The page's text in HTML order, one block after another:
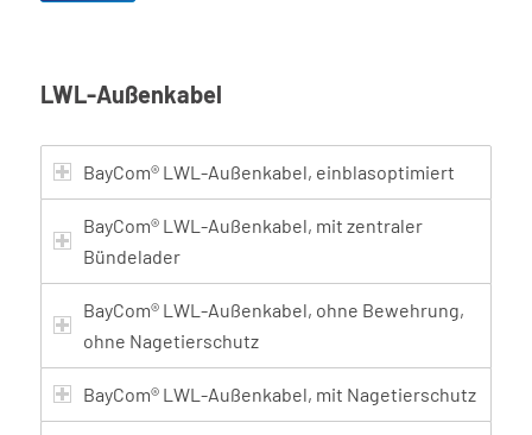
LWL-Außenkabel
BayCom® LWL-Außenkabel, einblasoptimiert
BayCom® LWL-Außenkabel, mit zentraler
Bündelader
BayCom® LWL-Außenkabel, ohne Bewehrung,
ohne Nagetierschutz
BayCom® LWL-Außenkabel, mit Nagetierschutz